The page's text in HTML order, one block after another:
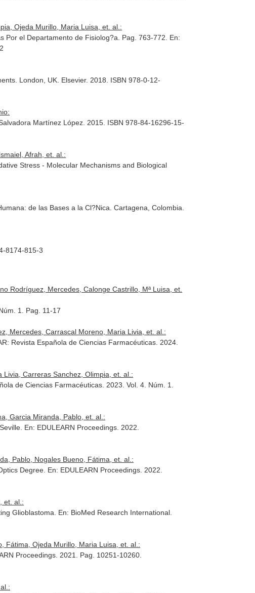
Ojeda Murillo, Maria Luisa, et. al.:
Por el Departamento de Fisiolog?a. Pag. 763-772. En:
. London, UK. Elsevier. 2018. ISBN 978-0-12-
Salvadora Martínez López. 2015. ISBN 978-84-16296-15-
Afrah, et. al.:
Stress - Molecular Mechanisms and Biological
de las Bases a la Cl?Nica . Cartagena, Colombia.
8174-815-3
Rodríguez, Mercedes, Calonge Castrillo, Mª Luisa, et.
1. Pag. 11-17
Mercedes, Carrascal Moreno, Maria Livia, et. al.:
Revista Española de Ciencias Farmacéuticas . 2024.
Carreras Sanchez, Olimpia, et. al.:
de Ciencias Farmacéuticas . 2023. Vol. 4. Núm. 1.
Garcia Miranda, Pablo, et. al.:
En: EDULEARN Proceedings . 2022.
Pablo, Nogales Bueno, Fátima, et. al.:
Degree. En: EDULEARN Proceedings . 2022.
et. al.:
Glioblastoma. En: BioMed Research International
Fátima, Ojeda Murillo, Maria Luisa, et. al.:
Proceedings . 2021. Pag. 10251-10260.